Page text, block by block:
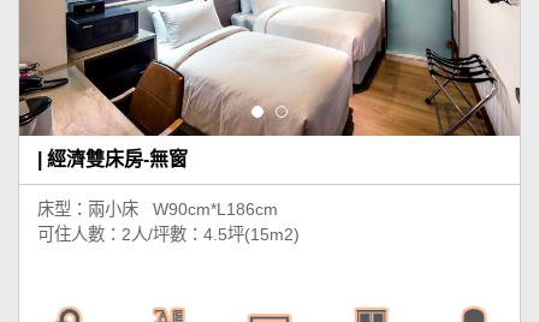
| 經濟雙床房-無窗
床型：兩小床 W90cm*L186cm
可住人數：2人/坪數：4.5坪(15m2)